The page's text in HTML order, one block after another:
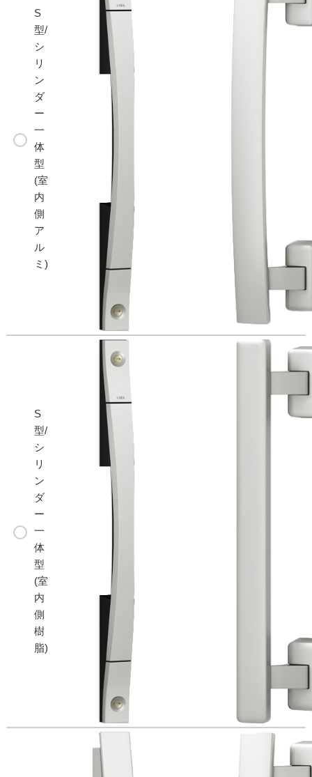
S
型/
シ
リ
ン
ダ
ー
一
体
型
(室
内
側
ア
ル
ミ)
S
型/
シ
リ
ン
ダ
ー
一
体
型
(室
内
側
樹
脂)